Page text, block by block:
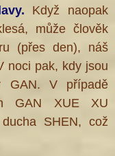
Když naopak
může člověk
(přes den), náš
noci pak, kdy jsou
GAN. V případě
GAN XUE XU
SHEN, což